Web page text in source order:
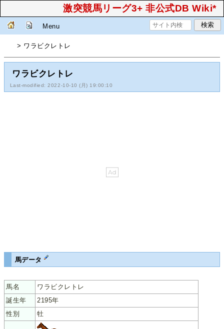
激突競馬リーグ3+ 非公式DB Wiki*
Menu
> ワラビクレトレ
ワラビクレトレ
Last-modified: 2022-10-10 (月) 19:00:10
馬データ
馬名
ワラビクレトレ
誕生年
2195年
性別
牡